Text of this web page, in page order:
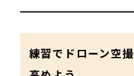
練習でドローン空